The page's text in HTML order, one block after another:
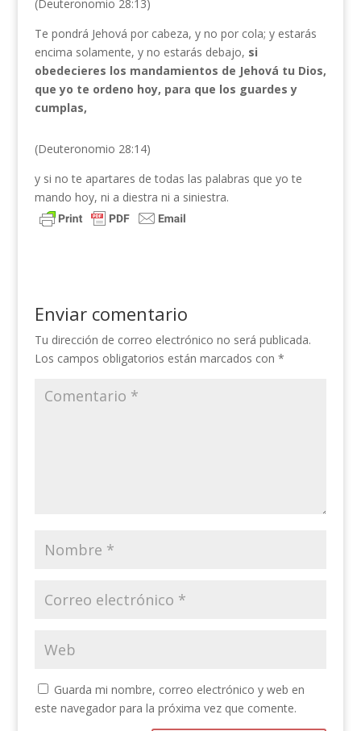
(Deuteronomio 28:13)
Te pondrá Jehová por cabeza, y no por cola; y estarás
encima solamente, y no estarás debajo, si
obedecieres los mandamientos de Jehová tu Dios,
que yo te ordeno hoy, para que los guardes y
cumplas,
(Deuteronomio 28:14)
y si no te apartares de todas las palabras que yo te
mando hoy, ni a diestra ni a siniestra.
Enviar comentario
Tu dirección de correo electrónico no será publicada.
Los campos obligatorios están marcados con *
Guarda mi nombre, correo electrónico y web en
este navegador para la próxima vez que comente.